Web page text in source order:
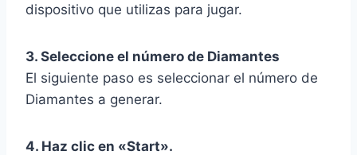
dispositivo que utilizas para jugar.
3. Seleccione el número de Diamantes
El siguiente paso es seleccionar el número de
Diamantes a generar.
4. Haz clic en «Start».